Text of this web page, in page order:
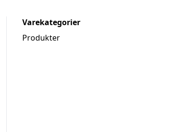
Varekategorier
Produkter